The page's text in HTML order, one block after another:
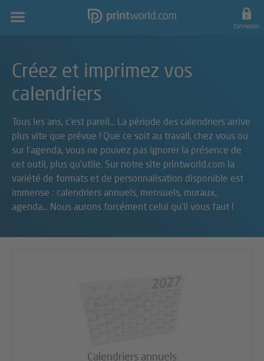
Navigation
principale Connexion
Créez et imprimez vos
calendriers
Tous les ans, c'est pareil... La période des calendriers arrive
plus vite que prévue ! Que ce soit au travail, chez vous ou
sur l'agenda, vous ne pouvez pas ignorer la présence de
cet outil, plus qu'utile. Sur notre site printworld.com la
variété de formats et de personnalisation disponible est
immense : calendriers annuels, mensuels, muraux,
agenda... Nous aurons forcément celui qu'il vous faut !
Calendriers annuels